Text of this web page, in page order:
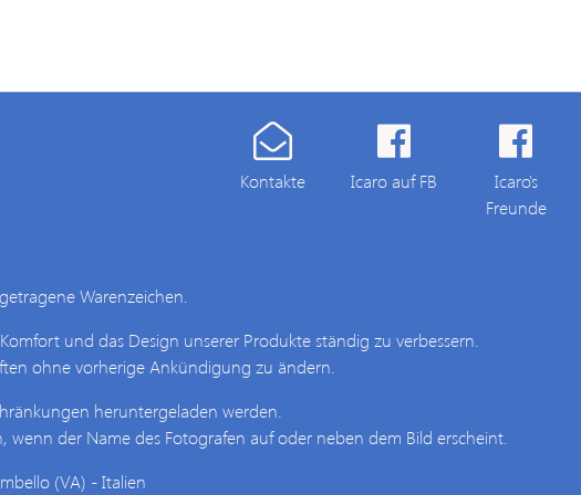
Kontakte Icaro auf FB
Icaro's
Freunde
Warenzeichen.
und das Design unserer Produkte ständig zu verbessern.
ohne vorherige Ankündigung zu ändern.
heruntergeladen werden.
der Name des Fotografen auf oder neben dem Bild erscheint.
(VA) - Italien